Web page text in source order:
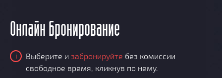
Онлайн бронирование
i Выберите и забронируйте без комиссии
свободное время, кликнув по нему.